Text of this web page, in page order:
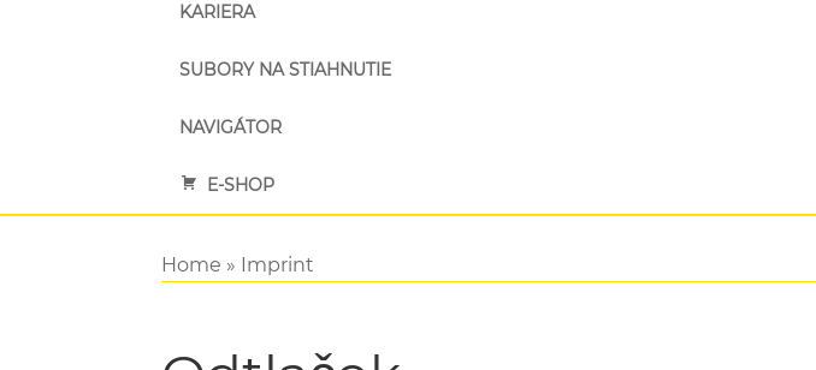
KARIERA
SUBORY NA STIAHNUTIE
NAVIGÁTOR
E-SHOP
Home » Imprint